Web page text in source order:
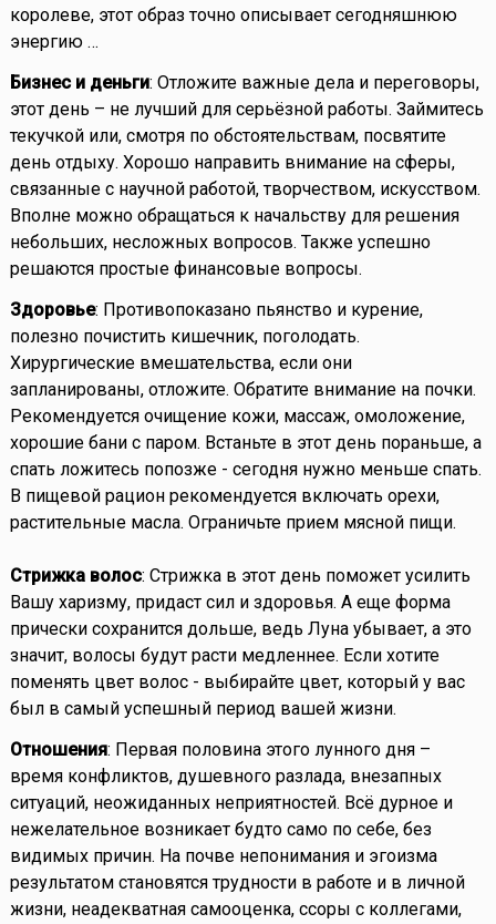
королеве, этот образ точно описывает сегодняшнюю
энергию …
Бизнес и деньги: Отложите важные дела и переговоры,
этот день – не лучший для серьёзной работы. Займитесь
текучкой или, смотря по обстоятельствам, посвятите
день отдыху. Хорошо направить внимание на сферы,
связанные с научной работой, творчеством, искусством.
Вполне можно обращаться к начальству для решения
небольших, несложных вопросов. Также успешно
решаются простые финансовые вопросы.
Здоровье: Противопоказано пьянство и курение,
полезно почистить кишечник, поголодать.
Хирургические вмешательства, если они
запланированы, отложите. Обратите внимание на почки.
Рекомендуется очищение кожи, массаж, омоложение,
хорошие бани с паром. Встаньте в этот день пораньше, а
спать ложитесь попозже - сегодня нужно меньше спать.
В пищевой рацион рекомендуется включать орехи,
растительные масла. Ограничьте прием мясной пищи.
Стрижка волос: Стрижка в этот день поможет усилить
Вашу харизму, придаст сил и здоровья. А еще форма
прически сохранится дольше, ведь Луна убывает, а это
значит, волосы будут расти медленнее. Если хотите
поменять цвет волос - выбирайте цвет, который у вас
был в самый успешный период вашей жизни.
Отношения: Первая половина этого лунного дня –
время конфликтов, душевного разлада, внезапных
ситуаций, неожиданных неприятностей. Всё дурное и
нежелательное возникает будто само по себе, без
видимых причин. На почве непонимания и эгоизма
результатом становятся трудности в работе и в личной
жизни, неадекватная самооценка, ссоры с коллегами,